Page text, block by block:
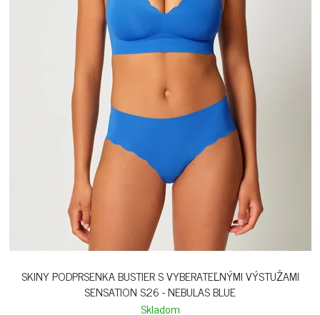
SKINY PODPRSENKA BUSTIER S VYBERATEĽNÝMI VÝSTUŽAMI
SENSATION S26 - NEBULAS BLUE
Skladom